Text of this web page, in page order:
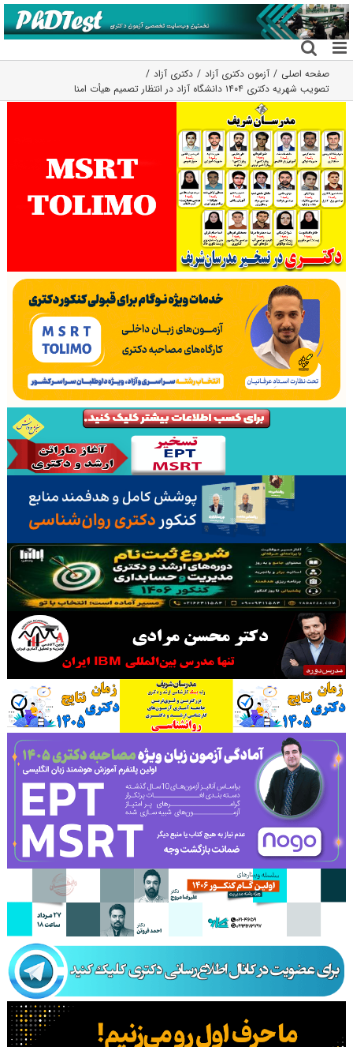
رفتن
به
محتوا
صفحه اصلی آزمون دکتری آزاد
دکتری آزاد
تصویب شهریه‌ دکتری ۱۴۰۴ دانشگاه آزاد در انتظار تصمیم هیأت امنا